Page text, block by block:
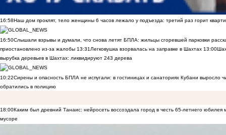
16:58Наш дом проклят, тело женщины 6 часов лежало у подъезда: третий раз горит
16:50Слышали взрывы и думали, что снова летят БПЛА: жильцы сгоревшей парковки
приостановлено из-за жалобы 13:31 Легковушка взорвалась на заправке в Шахтах 13:00
вырубка деревьев в Шахтах: ликвидируют 243 дерева
10:22Сирены и опасность БПЛА не испугали: в гостиницах и санаториях Кубани выросло
обратились в полицию
18:00Каким был древний Танаис: нейросеть воссоздала город в честь 65-летнего юбилея
мусоре